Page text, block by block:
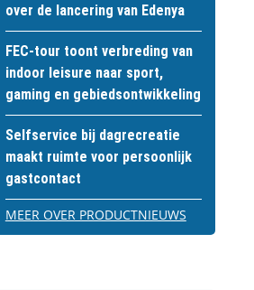
over de lancering van Edenya
FEC-tour toont verbreding van
indoor leisure naar sport,
gaming en gebiedsontwikkeling
Selfservice bij dagrecreatie
maakt ruimte voor persoonlijk
gastcontact
MEER OVER PRODUCTNIEUWS